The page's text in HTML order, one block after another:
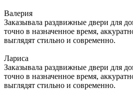
Валерия
Заказывала раздвижные двери для
точно в назначенное время,
выглядят стильно и современно.
Лариса
Заказывала раздвижные двери для
точно в назначенное время,
выглядят стильно и современно.